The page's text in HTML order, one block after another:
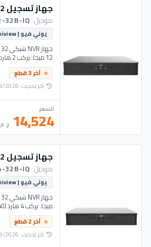
موديل:
يوني فيو | Uniview
UNV. آخر 3 قطع
آخر تحديث: 06/08/2026
السعر
14,524 ج.م
موديل:
يوني فيو | Uniview
والسيارات. موديل NVR304-32B-IQ - UNV.
آخر 2 قطع
آخر تحديث: 08/08/2026